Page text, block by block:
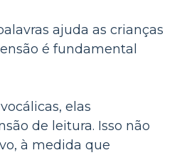
ajuda as crianças
é fundamental
elas
de leitura. Isso não
à medida que